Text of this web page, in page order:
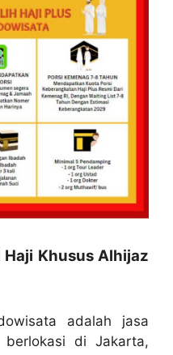
Khusus Alhijaz
adalah jasa
di Jakarta,